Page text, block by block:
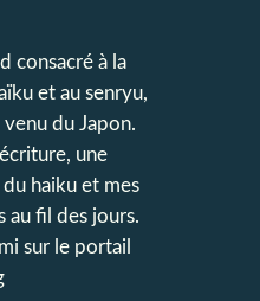
consacré à la
et au senryu,
du Japon.
une
haiku et mes
au fil des jours.
sur le portail